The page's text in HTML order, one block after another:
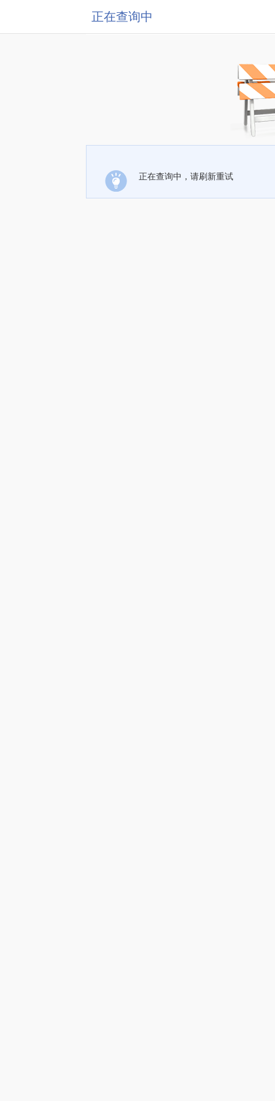
正在查询中
正在查询中，请刷新重试